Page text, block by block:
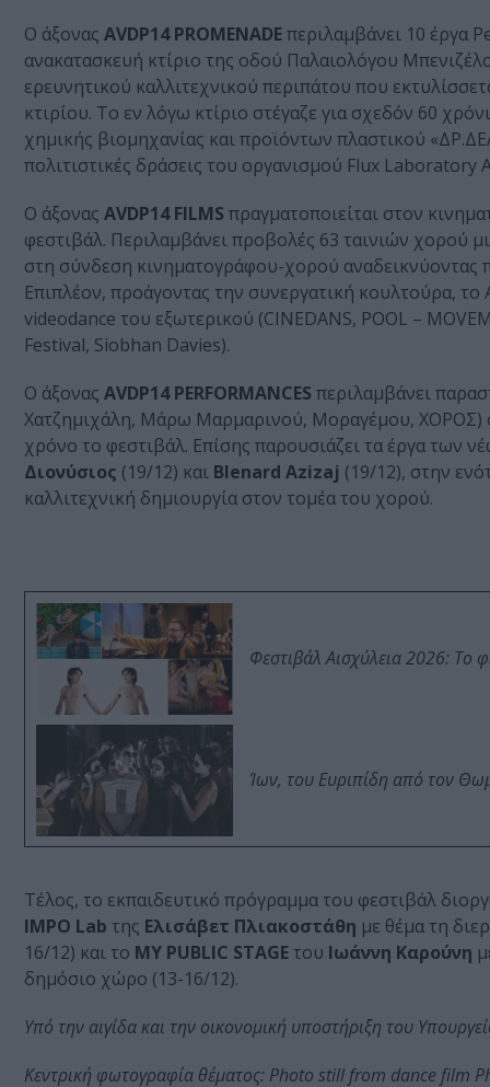
Ο άξονας AVDP14 PROMENADEπεριλαμβάνει 10 έργα
ανακατασκευή κτίριο της οδού Παλαιολόγου
ερευνητικού καλλιτεχνικού περιπάτου που
κτιρίου. Το εν λόγω κτίριο στέγαζε για σχεδόν 60
χημικής βιομηχανίας και προϊόντων πλαστικού
πολιτιστικές δράσεις του οργανισμού Flux Laboratory
Ο άξονας AVDP14 FILMS πραγματοποιείται στον
φεστιβάλ. Περιλαμβάνει προβολές 63 ταινιών χορού
στη σύνδεση κινηματογράφου-χορού αναδεικνύοντας
Eπιπλέον, προάγοντας την συνεργατική κουλτούρα, το
videodance του εξωτερικού (CINEDANS, POOL –
Festival, Siobhan Davies).
Ο άξονας AVDP14 PERFORMANCES περιλαμβάνει
Χατζημιχάλη, Μάρω Μαρμαρινού, Μοραγέμου, ΧΟΡΟΣ)
χρόνο το φεστιβάλ. Επίσης παρουσιάζει τα έργα των
Διονύσιος (19/12) και Blenard Azizaj (19/12), στην
καλλιτεχνική δημιουργία στον τομέα του χορού.
Φεστιβάλ Αισχύλεια 2026: Το
Ίων, του Ευριπίδη από τον
Τέλος, το εκπαιδευτικό πρόγραμμα του φεστιβάλ
IMPO Lab της Ελισάβετ Πλιακοστάθη με θέμα τη
16/12) και το MY PUBLIC STAGE του Ιωάννη Καρούνη
δημόσιο χώρο (13-16/12).
Υπό την αιγίδα και την οικονομική υποστήριξη του
Κεντρική φωτογραφία θέματος: Photo still from dance